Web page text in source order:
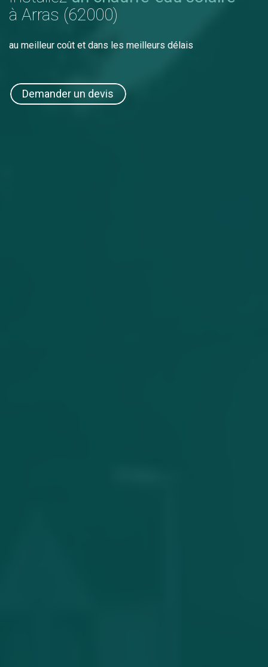
à Arras (62000)
au meilleur coût et dans les meilleurs délais
Demander un devis